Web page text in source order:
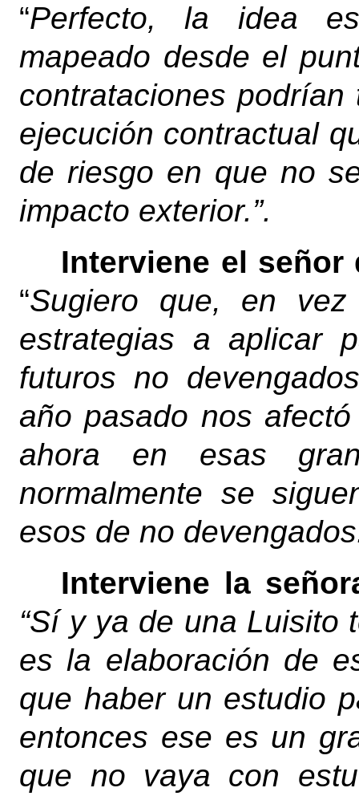
“Perfecto, la idea
mapeado desde el
contrataciones
ejecución contractual
de riesgo en que no
impacto exterior.”.
Interviene el señor
“Sugiero que, en
estrategias a aplicar
futuros no
año pasado nos
ahora en esas
normalmente se
esos de no
Interviene la
“Sí y ya de una Luisito
es la elaboración de
que haber un estudio
entonces ese es un
que no vaya con